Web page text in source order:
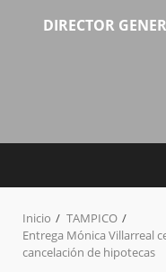
DIRECTOR
Inicio
TAMPICO
Entrega Mónica Villarreal
cancelación de hipotecas